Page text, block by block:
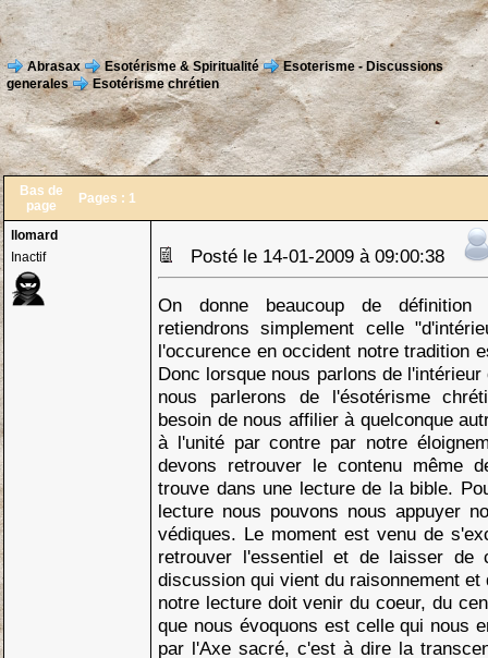
Abrasax Esotérisme & Spiritualité
Esoterisme - Discussions
generales
Esotérisme chrétien
Bas de
page
Pages : 1
llomard
Inactif
Posté le 14-01-2009 à 09:00:38
On donne beaucoup de définition
retiendrons simplement celle
l'occurence en occident notre tradition
Donc lorsque nous parlons de
nous parlerons de l'ésotérisme
besoin de nous affilier à quelconque
à l'unité par contre par notre
devons retrouver le contenu même
trouve dans une lecture de la bible.
lecture nous pouvons nous appuyer
védiques. Le moment est venu de
retrouver l'essentiel et de laisser de
discussion qui vient du raisonnement
notre lecture doit venir du coeur, du
que nous évoquons est celle qui nous
par l'Axe sacré, c'est à dire la